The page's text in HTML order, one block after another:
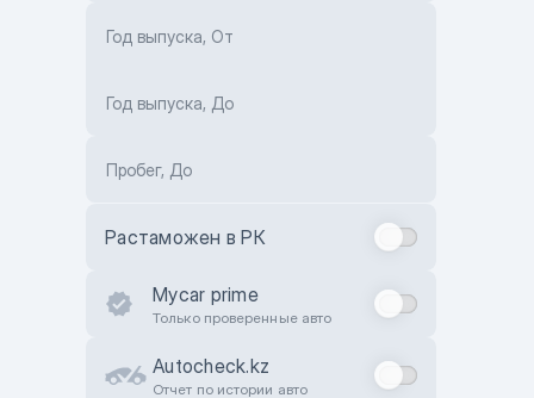
Год выпуска, От
Год выпуска, До
Пробег, До
Растаможен в РК
Mycar prime
Только проверенные авто
Autocheck.kz
Отчет по истории авто